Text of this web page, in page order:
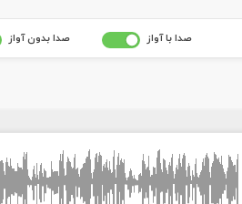
صدا با آواز صدا بدون آواز
Empty src attribute